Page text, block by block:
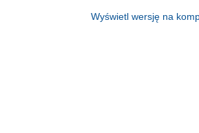
Wyświetl wersję na